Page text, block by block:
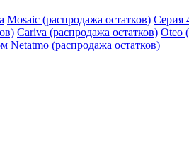
Mosaic (распродажа остатков) Серия
Cariva (распродажа остатков) Oteo
Netatmo (распродажа остатков)